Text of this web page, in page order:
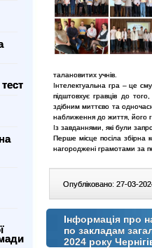
талановитих учнів.
Інтелектуальна гра – це
підштовхує гравців до
здібним миттєво та
наближення до життя, його
Із завданнями, які були
Перше місце посіла збірна
нагороджені грамотами за
Опубліковано: 27-03-
Інформація про
по закладам
2024 року